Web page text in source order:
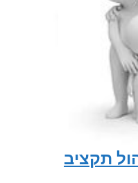
תקציב